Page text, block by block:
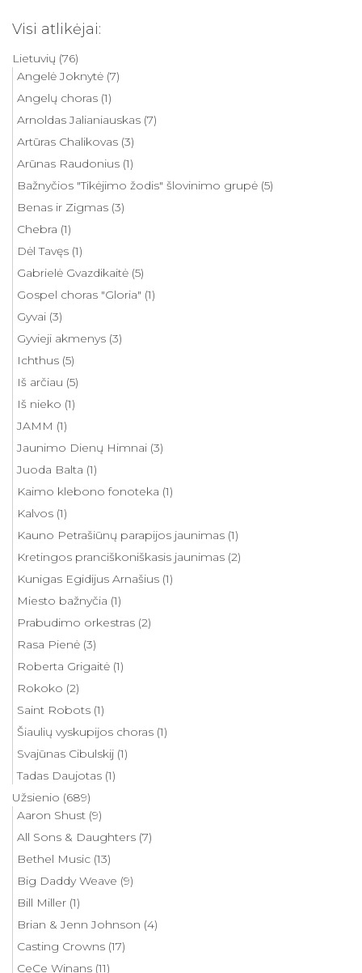
Visi atlikėjai:
Lietuvių (76)
Angelė Joknytė (7)
Angelų choras (1)
Arnoldas Jalianiauskas (7)
Artūras Chalikovas (3)
Arūnas Raudonius (1)
Bažnyčios "Tikėjimo žodis" šlovinimo grupė (5)
Benas ir Zigmas (3)
Chebra (1)
Dėl Tavęs (1)
Gabrielė Gvazdikaitė (5)
Gospel choras "Gloria" (1)
Gyvai (3)
Gyvieji akmenys (3)
Ichthus (5)
Iš arčiau (5)
Iš nieko (1)
JAMM (1)
Jaunimo Dienų Himnai (3)
Juoda Balta (1)
Kaimo klebono fonoteka (1)
Kalvos (1)
Kauno Petrašiūnų parapijos jaunimas (1)
Kretingos pranciškoniškasis jaunimas (2)
Kunigas Egidijus Arnašius (1)
Miesto bažnyčia (1)
Prabudimo orkestras (2)
Rasa Pienė (3)
Roberta Grigaitė (1)
Rokoko (2)
Saint Robots (1)
Šiaulių vyskupijos choras (1)
Svajūnas Cibulskij (1)
Tadas Daujotas (1)
Užsienio (689)
Aaron Shust (9)
All Sons & Daughters (7)
Bethel Music (13)
Big Daddy Weave (9)
Bill Miller (1)
Brian & Jenn Johnson (4)
Casting Crowns (17)
CeCe Winans (11)